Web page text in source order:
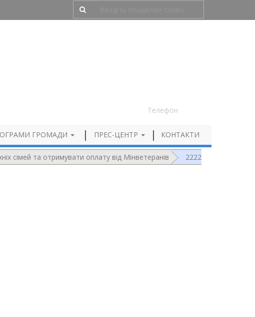
Телефон
ГРОМАДИ ПРЕС-ЦЕНТР КОНТАКТИ
сімей та отримувати оплату від Мінветеранів 2222